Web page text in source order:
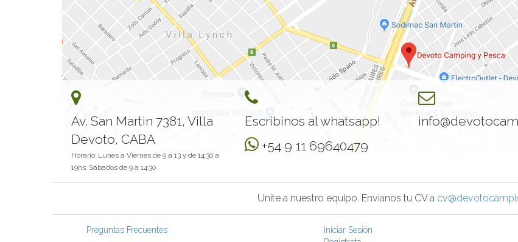
Av. San Martin 7381, Villa
Devoto, CABA
Horario: Lunes a Viernes de 9 a 13 y de 14:30 a
19hs. Sábados de 9 a 14:30
Escribinos al whatsapp!
+54 9 11 69640479
Unite a nuestro equipo. Envianos tu CV a
Preguntas Frecuentes
Iniciar Sesión